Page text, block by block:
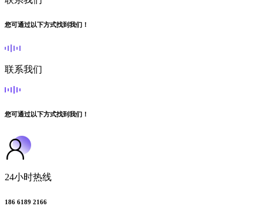
您可通过以下方式找到我们！
联系我们
您可通过以下方式找到我们！
24小时热线
186 6189 2166